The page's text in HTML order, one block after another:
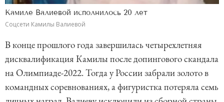
Камиле Валиевой исполнилось 20 лет
Соцсети Камилы Валиевой
В конце прошлого года завершилась четырехлетняя
дисквалификация Камилы после допингового скандала
на Олимпиаде-2022. Тогда у России забрали золото в
командных соревнованиях, а фигуристка потеряла семь